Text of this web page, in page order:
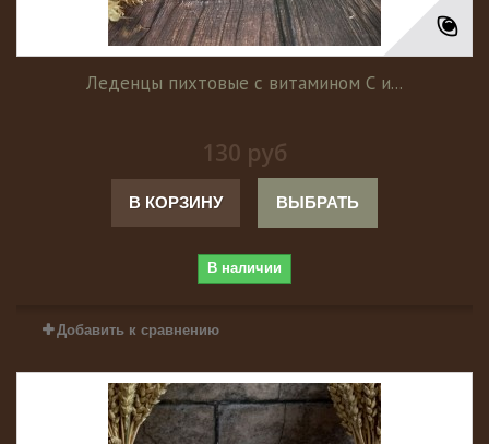
Леденцы пихтовые с витамином С и...
130 руб
В КОРЗИНУ ВЫБРАТЬ
В наличии
Добавить к сравнению